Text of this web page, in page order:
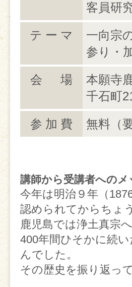
客員研
テーマ
一向宗
参り・
会 場
本願寺
千石町
参加費 無料（
講師から受講者へのメ
今年は明治９年（
認められてからちょ
鹿児島では浄土真宗
400年間ひそかに続
んでした。
その歴史を振り返っ